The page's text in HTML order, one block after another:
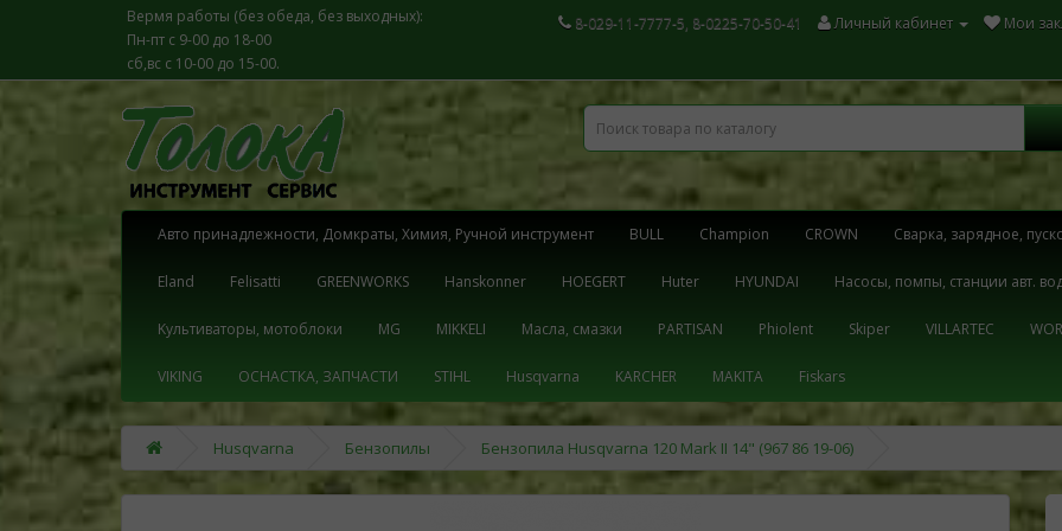
Вермя работы (без обеда, без выходных):
Пн-пт с 9-00 до 18-00
сб,вс с 10-00 до 15-00.
8-029-11-7777-5, 8-0225-70-50-41 Личный кабинет Мои
Aвто принадлежности, Домкраты, Химия, Pучной инструмент BULL Champion CROWN Cварка, зарядное,
Eland Felisatti GREENWORKS Hanskonner HOEGERT Huter HYUNDAI Hасосы, помпы, станции авт.
Kультиваторы, мотоблоки MG MIKKELI Mасла, смазки PARTISAN Phiolent Skiper VILLARTEC
VIKING OСНАСТКА, ЗАПЧАСТИ STIHL Husqvarna KARCHER MAKITA Fiskars
Husqvarna Бензопилы Бензопила Husqvarna 120 Mark II 14" (967 86 19-06)